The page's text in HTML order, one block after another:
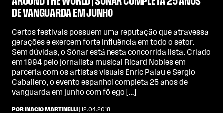
DE VANGUARDA EM JUNHO
Certos festivais possuem uma reputação que atravessa
gerações e exercem forte influência em todo o setor.
Sem dúvidas, o Sónar está nesta concorrida lista. Criado
em 1994 pelo jornalista musical Ricard Nobles em
parceria com os artistas visuais Enric Palau e Sergio
Caballero, o evento espanhol completa 25 anos de
vanguarda em junho com fôlego […]
POR INACIO MARTINELLI | 12.04.2018